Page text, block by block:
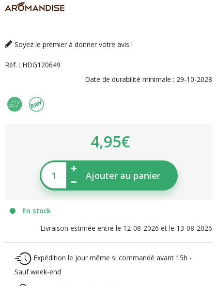
Soyez le premier à donner votre avis !
Réf. : HDG120649
Date de durabilité minimale : 29-10-2028
4,95€
Ajouter au panier
En stock
Livraison estimée entre le 12-08-2026 et le 13-08-2026
Expédition le jour même si commandé avant 15h -
Sauf week-end